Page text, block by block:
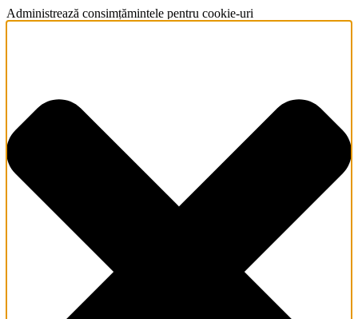
Administrează consimțămintele pentru cookie-uri